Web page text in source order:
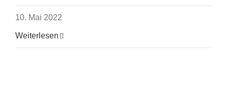
10. Mai 2022
Weiterlesen